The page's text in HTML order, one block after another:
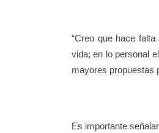
“Creo que hace
vida; en lo personal
mayores propuestas
Es importante